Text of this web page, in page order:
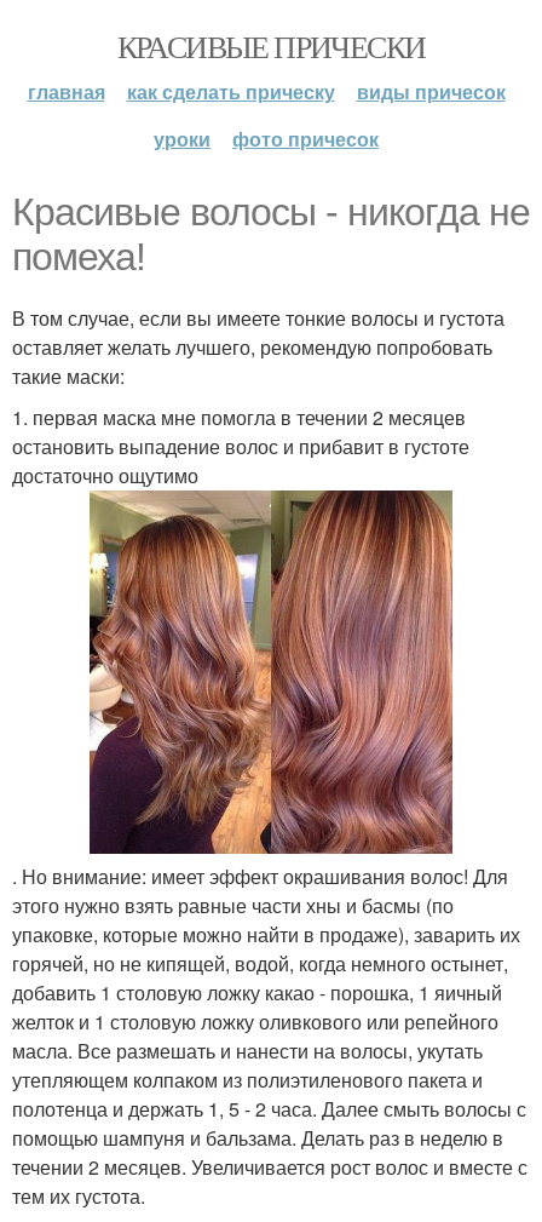
КРАСИВЫЕ ПРИЧЕСКИ
главная как сделать прическу
виды причесок
уроки
фото причесок
Красивые волосы - никогда не
помеха!
В том случае, если вы имеете тонкие волосы и густота
оставляет желать лучшего, рекомендую попробовать
такие маски:
1. первая маска мне помогла в течении 2 месяцев
остановить выпадение волос и прибавит в густоте
достаточно ощутимо
. Но внимание: имеет эффект окрашивания волос! Для
этого нужно взять равные части хны и басмы (по
упаковке, которые можно найти в продаже), заварить их
горячей, но не кипящей, водой, когда немного остынет,
добавить 1 столовую ложку какао - порошка, 1 яичный
желток и 1 столовую ложку оливкового или репейного
масла. Все размешать и нанести на волосы, укутать
утепляющем колпаком из полиэтиленового пакета и
полотенца и держать 1, 5 - 2 часа. Далее смыть волосы с
помощью шампуня и бальзама. Делать раз в неделю в
течении 2 месяцев. Увеличивается рост волос и вместе с
тем их густота.